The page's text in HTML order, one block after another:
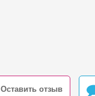
Оставить отзыв